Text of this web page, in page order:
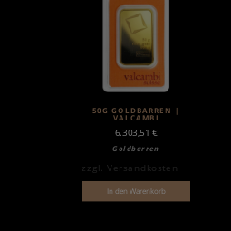
50G GOLDBARREN |
VALCAMBI
6.303,51 €
Goldbarren
zzgl.Versandkosten
In den Warenkorb